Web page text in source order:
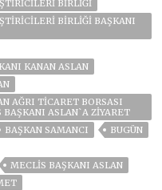
BIRLIĞI
BIRLIĞI BAŞKANI
KANAN ASLAN
AĞRI TİCARET BORSASI
ASLAN`A ZİYARET
BAŞKAN SAMANCI
BUGÜN
MECLİS BAŞKANI ASLAN